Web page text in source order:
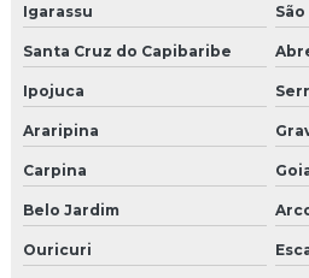
Igarassu
Santa Cruz do Capibaribe
Ipojuca
Araripina
Carpina
Belo Jardim
Ouricuri